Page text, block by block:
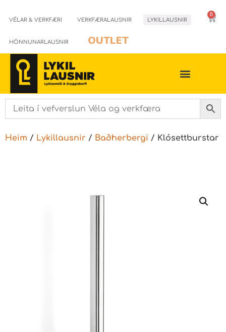
VÉLAR & VERKFÆRI VERKFÆRALAUSNIR LYKILLAUSNIR
HÖNNUNARLAUSNIR OUTLET
0
Heim / Lykillausnir / Baðherbergi / Klósettburstar